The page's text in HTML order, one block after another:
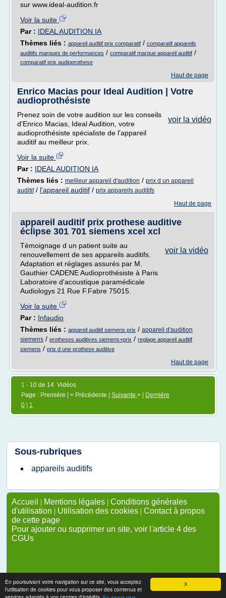
X
En poursuivant votre navigation sur ce site, vous acceptez
l'utilisation de cookies pour vous proposer des contenus et
sur www.ideal-audition.fr
Voir la suite
Par : IDEAL AUDITION IA
Thèmes liés : appareil auditif prix comparatif / comparatif appareils
auditifs marques de performances / comparatif marque appareil auditif /
comparatif prix audioprothese
Haut de page
Enrico Macias pour Ideal Audition | Votre
audioprothésiste
voir la vidéo
Prenez soin de votre audition sur les conseils
d'Enrico Macias, Ideal Audition, votre
audioprothésiste spécialiste de l'appareil
auditif au meilleur prix.
Voir la suite
Par : IDEAL AUDITION IA
Thèmes liés : meilleur appareil d'audition / prix d un appareil
auditif/ l'appareil auditif / prix appareils auditifs
Haut de page
appareil auditif prix prothese auditive
éclipse 301 701 siemens xcel xcl
voir la vidéo
Témoignage d un patient suite au
renouvellement de ses appareils auditifs.
Adaptation et réglages assurés par M.
Gauthier CADENE Audioprothésiste à Paris
Laboratoire d'acoustique paramédicale
Audiologys 21 Rue F.Fabre 75015.
Voir la suite
Par : Infaudio
Thèmes liés : appareil auditif siemens prix / appareil d'audition
siemens / protheses auditives siemens+prix / reglage appareil auditif
siemens / prix d une prothese auditive
Haut de page
1 - 10 de 14 Vidéos
Page : Première | < Précédente | Suivante > |
Dernière
0
1
Sous-rubriques
appareils auditifs
Accueil | Mentions légales | Conditions générales
d'utilisation | Utilisation des cookies | Contact à propos
de cette page
Pour ajouter ou supprimer un site, voir l'article 4 des
CGUs